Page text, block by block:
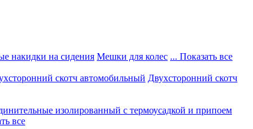
накидки на сидения Мешки для колес ... Показать все
скотч автомобильный Двухсторонний скотч
изолированный с термоусадкой и припоем
все